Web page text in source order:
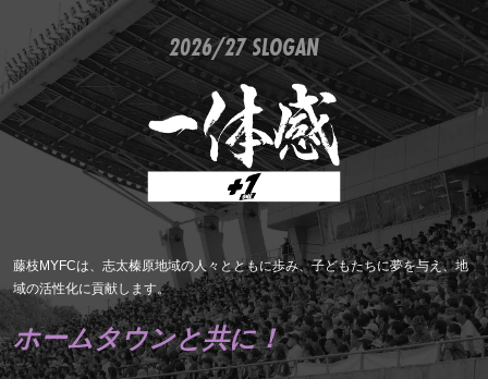
2026/27 SLOGAN
藤枝MYFCは、志太榛原地域の人々とともに歩み、子どもたちに夢を与え、地
域の活性化に貢献します。
ホームタウンと共に！